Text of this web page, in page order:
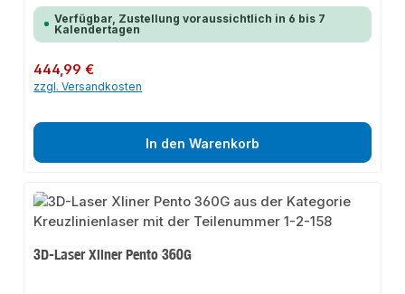
Verfügbar, Zustellung voraussichtlich in 6 bis 7
Kalendertagen
Regulärer Preis:
444,99 €
zzgl. Versandkosten
In den Warenkorb
3D-Laser Xliner Pento 360G